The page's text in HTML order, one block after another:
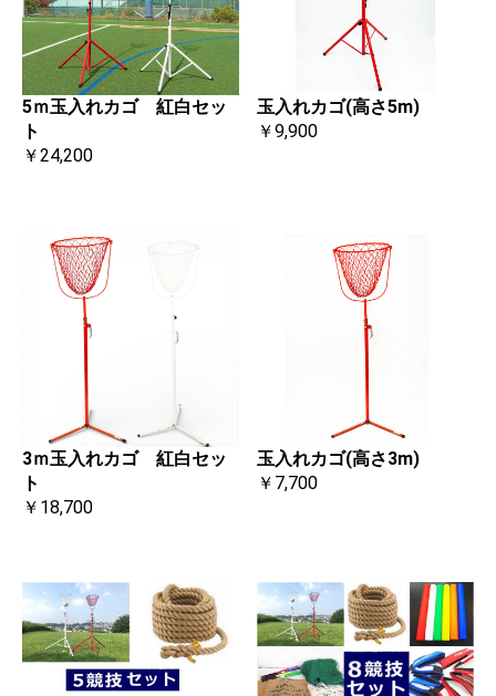
5ｍ玉入れカゴ 紅白セッ
ト
￥24,200
玉入れカゴ(高さ5m)
￥9,900
3ｍ玉入れカゴ 紅白セッ
ト
￥18,700
玉入れカゴ(高さ3m)
￥7,700